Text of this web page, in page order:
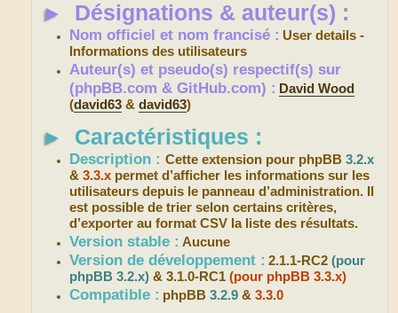
► Désignations & auteur(s) :
Nom officiel et nom francisé : User details -
Informations des utilisateurs
Auteur(s) et pseudo(s) respectif(s) sur
(phpBB.com & GitHub.com) : David Wood
(david63 &david63)
► Caractéristiques :
Description :Cette extension pour phpBB3.2.x
&3.3.x permet d’afficher les informations sur les
utilisateurs depuis le panneau d’administration. Il
est possible de trier selon certains critères,
d’exporter au format CSV la liste des résultats.
Version stable : Aucune
Version de développement : 2.1.1-RC2(pour
phpBB 3.2.x) & 3.1.0-RC1(pour phpBB 3.3.x)
Compatible : phpBB3.2.9 &3.3.0